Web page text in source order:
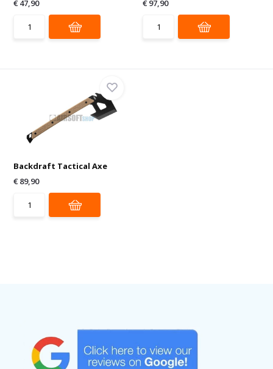
€ 47,90
€ 97,90
Backdraft Tactical Axe
€ 89,90